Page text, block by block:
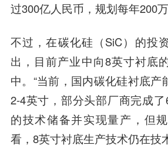
过300亿人民币，规划每年200万
不过，在碳化硅（SiC）的投
出，目前产业中向8英寸衬底
中。“当前，国内碳化硅衬底产
2-4英寸，部分头部厂商完成
的技术储备并实现量产，但
看，8英寸衬底生产技术仍在技